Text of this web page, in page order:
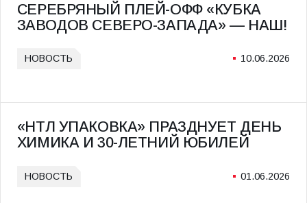
СЕРЕБРЯНЫЙ ПЛЕЙ-ОФФ «КУБКА
ЗАВОДОВ СЕВЕРО-ЗАПАДА» — НАШ!
НОВОСТЬ 10.06.2026
«НТЛ УПАКОВКА» ПРАЗДНУЕТ ДЕНЬ
ХИМИКА И 30-ЛЕТНИЙ ЮБИЛЕЙ
НОВОСТЬ 01.06.2026